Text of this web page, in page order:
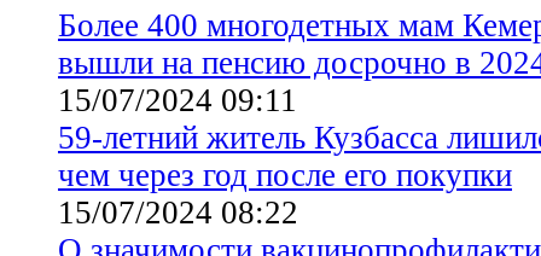
Более 400 многодетных мам
вышли на пенсию досрочно в
15/07/2024 09:11
59-летний житель Кузбасса
чем через год после его покупки
15/07/2024 08:22